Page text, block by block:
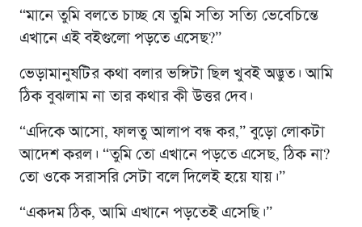
“মানে তুমি বলতে চাচ্ছ যে তুমি সত্যি সত্যি ভেবেচিন্তে
এখানে এই বইগুলো পড়তে এসেছ?”
ভেড়ামানুষটির কথা বলার ভঙ্গিটা ছিল খুবই অদ্ভুত। আমি
ঠিক বুঝলাম না তার কথার কী উত্তর দেব।
“এদিকে আসো, ফালতু আলাপ বন্ধ কর,” বুড়ো লোকটা
আদেশ করল। “তুমি তো এখানে পড়তে এসেছ, ঠিক না?
তো ওকে সরাসরি সেটা বলে দিলেই হয়ে যায়।”
“একদম ঠিক, আমি এখানে পড়তেই এসেছি।”